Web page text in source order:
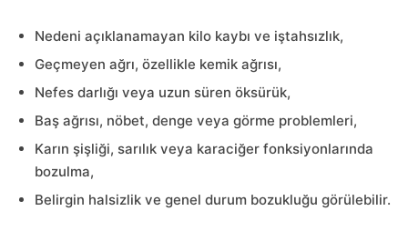
Nedeni açıklanamayan kilo kaybı ve iştahsızlık,
Geçmeyen ağrı, özellikle kemik ağrısı,
Nefes darlığı veya uzun süren öksürük,
Baş ağrısı, nöbet, denge veya görme problemleri,
Karın şişliği, sarılık veya karaciğer fonksiyonlarında
bozulma,
Belirgin halsizlik ve genel durum bozukluğu görülebilir.